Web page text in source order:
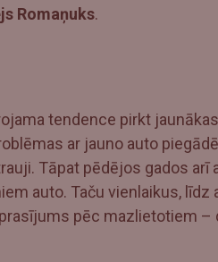
Romaņuks.
tendence pirkt
ar jauno auto
Tāpat pēdējos gados arī
auto. Taču vienlaikus, līdz
pēc mazlietotiem –